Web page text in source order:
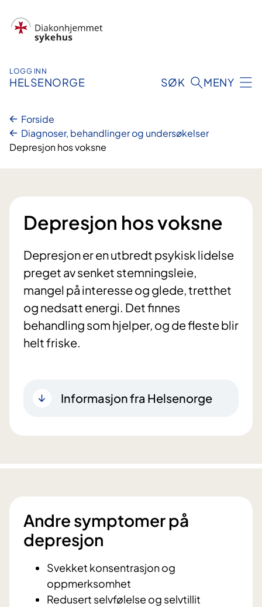
innhold
LOGG INN
HELSENORGE SØK MENY
Forside
Diagnoser, behandlinger og undersøkelser
Depresjon hos voksne
Depresjon hos voksne
Depresjon er en utbredt psykisk lidelse
preget av senket stemningsleie,
mangel på interesse og glede, tretthet
og nedsatt energi. Det finnes
behandling som hjelper, og de fleste blir
helt friske.
Informasjon fra Helsenorge
Andre symptomer på
depresjon
Svekket konsentrasjon og
oppmerksomhet
Redusert selvfølelse og selvtillit